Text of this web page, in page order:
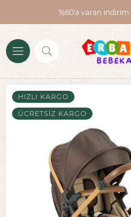
%60'a varan indirim
HIZLI KARGO
ÜCRETSIZ KARGO